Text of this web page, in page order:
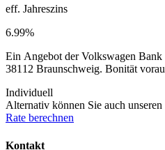
eff. Jahreszins
6.99%
Ein Angebot der Volkswagen
38112 Braunschweig. Bonität
Individuell
Alternativ können Sie auch unseren
Rate berechnen
Kontakt